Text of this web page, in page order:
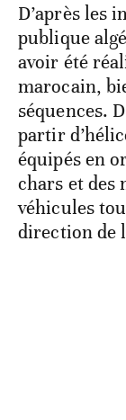
D’après les
publique
avoir été
marocain,
séquences.
partir
équipés en
chars et des
véhicules
direction de